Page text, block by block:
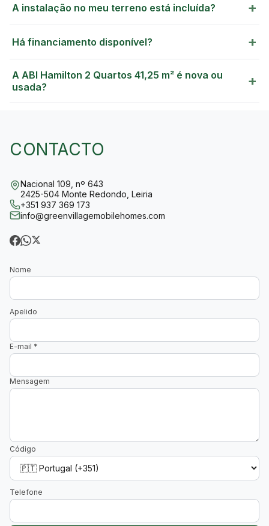
A instalação no meu terreno está incluída? +
Há financiamento disponível? +
A ABI Hamilton 2 Quartos 41,25 m² é nova ou
usada?
+
CONTACTO
Nacional 109, nº 643
2425-504 Monte Redondo, Leiria
+351 937 369 173
info@greenvillagemobilehomes.com
Nome
Apelido
E-mail *
Mensagem
Código
Telefone